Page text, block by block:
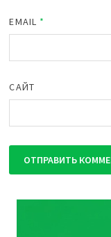
EMAIL *
САЙТ